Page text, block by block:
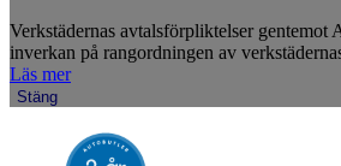
Verkstädernas avtalsförpliktelser gentemot
inverkan på rangordningen av
Läs mer
Stäng